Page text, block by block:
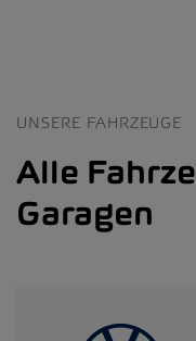
UNSERE FAHRZEUGE
Alle
Garagen